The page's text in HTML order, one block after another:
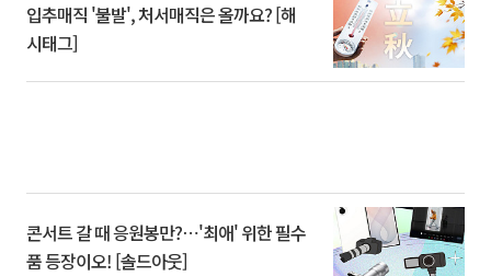
입추매직 '불발', 처서매직은 올까요? [해
시태그]
콘서트 갈 때 응원봉만?⋯'최애' 위한 필수
품 등장이오! [솔드아웃]